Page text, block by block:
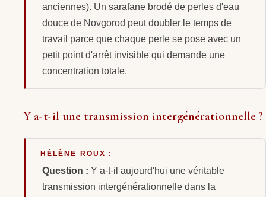
anciennes). Un sarafane brodé de perles d'eau
douce de Novgorod peut doubler le temps de
travail parce que chaque perle se pose avec un
petit point d'arrêt invisible qui demande une
concentration totale.
Y a-t-il une transmission intergénérationnelle ?
HÉLÈNE ROUX :
Question : Y a-t-il aujourd'hui une véritable
transmission intergénérationnelle dans la